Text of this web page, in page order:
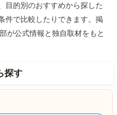
目的別のおすすめから探した
件で比較したりできます。掲
が公式情報と独自取材をもと
探す